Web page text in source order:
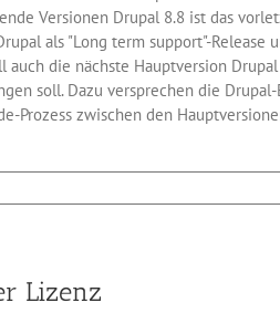
Versionen Drupal 8.8 ist das
als "Long term support"-
auch die nächste Hauptversion
soll. Dazu versprechen die
Prozess zwischen den
Lizenz